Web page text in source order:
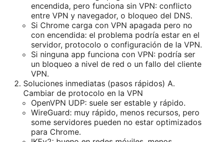
encendida, pero funciona sin VPN: conflicto
entre VPN y navegador, o bloqueo del DNS.
Si Chrome carga con VPN apagada pero no
con encendida: el problema podría estar en el
servidor, protocolo o configuración de la VPN.
Si ninguna app funciona con VPN: podría ser
un bloqueo a nivel de red o un fallo del cliente
VPN.
Soluciones inmediatas (pasos rápidos) A.
Cambiar de protocolo en la VPN
OpenVPN UDP: suele ser estable y rápido.
WireGuard: muy rápido, menos recursos, pero
some servidores pueden no estar optimizados
para Chrome.